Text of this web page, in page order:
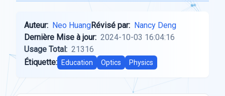
Auteur: Neo HuangRévisé par: Nancy Deng
Dernière Mise à jour: 2024-10-03 16:04:16
Usage Total: 21316
Étiquette:
Education Optics Physics